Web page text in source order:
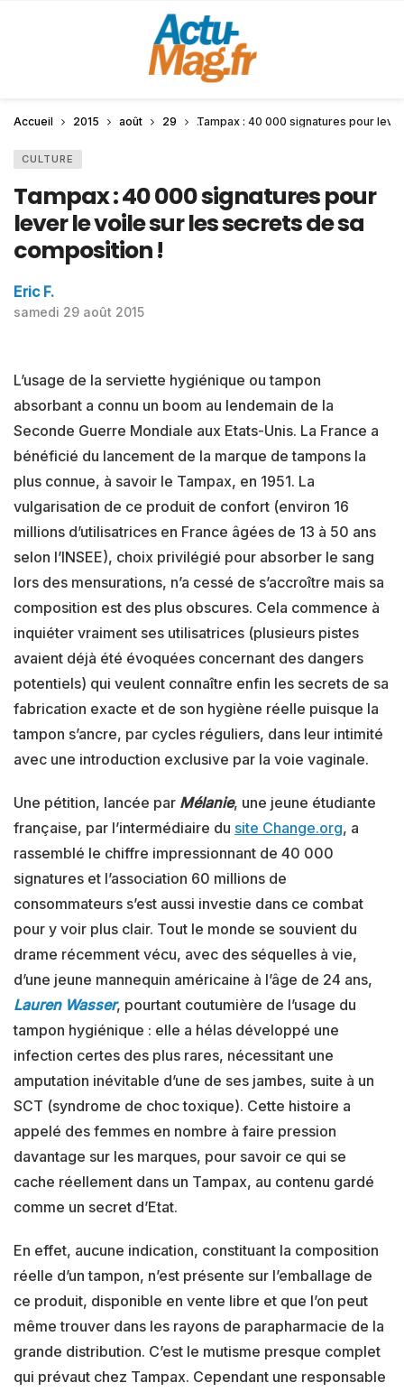
Accueil 2015 août 29 Tampax : 40 000 signatures pour
CULTURE
Tampax : 40 000 signatures pour
lever le voile sur les secrets de sa
composition !
Eric F.
samedi 29 août 2015
L’usage de la serviette hygiénique ou tampon
absorbant a connu un boom au lendemain de la
Seconde Guerre Mondiale aux Etats-Unis. La France a
bénéficié du lancement de la marque de tampons la
plus connue, à savoir le Tampax, en 1951. La
vulgarisation de ce produit de confort (environ 16
millions d’utilisatrices en France âgées de 13 à 50 ans
selon l’INSEE), choix privilégié pour absorber le sang
lors des mensurations, n’a cessé de s’accroître mais sa
composition est des plus obscures. Cela commence à
inquiéter vraiment ses utilisatrices (plusieurs pistes
avaient déjà été évoquées concernant des dangers
potentiels) qui veulent connaître enfin les secrets de sa
fabrication exacte et de son hygiène réelle puisque la
tampon s’ancre, par cycles réguliers, dans leur intimité
avec une introduction exclusive par la voie vaginale.
Une pétition, lancée par Mélanie, une jeune étudiante
française, par l’intermédiaire du site Change.org, a
rassemblé le chiffre impressionnant de 40 000
signatures et l’association 60 millions de
consommateurs s’est aussi investie dans ce combat
pour y voir plus clair. Tout le monde se souvient du
drame récemment vécu, avec des séquelles à vie,
d’une jeune mannequin américaine à l’âge de 24 ans,
Lauren Wasser, pourtant coutumière de l’usage du
tampon hygiénique : elle a hélas développé une
infection certes des plus rares, nécessitant une
amputation inévitable d’une de ses jambes, suite à un
SCT (syndrome de choc toxique). Cette histoire a
appelé des femmes en nombre à faire pression
davantage sur les marques, pour savoir ce qui se
cache réellement dans un Tampax, au contenu gardé
comme un secret d’Etat.
En effet, aucune indication, constituant la composition
réelle d’un tampon, n’est présente sur l’emballage de
ce produit, disponible en vente libre et que l’on peut
même trouver dans les rayons de parapharmacie de la
grande distribution. C’est le mutisme presque complet
qui prévaut chez Tampax. Cependant une responsable